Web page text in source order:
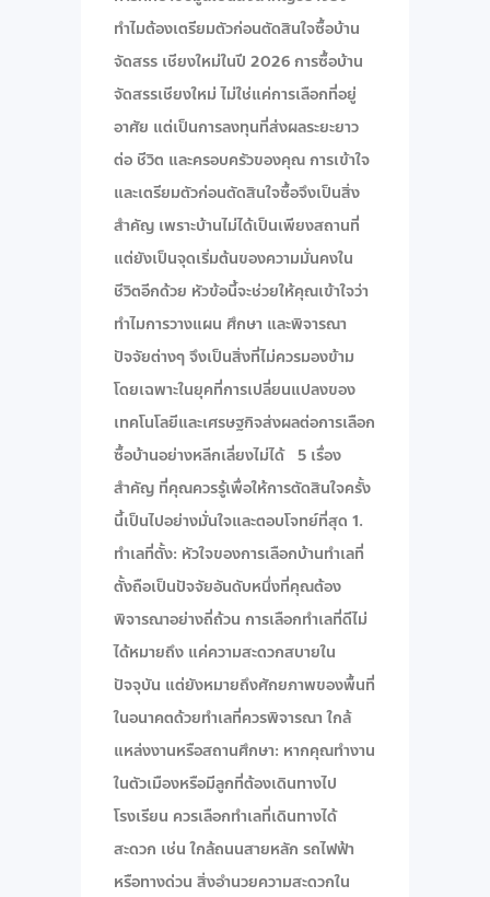
ทำไมต้องเตรียมตัวก่อนตัดสินใจซื้อบ้าน
จัดสรร เชียงใหม่ในปี 2026 การซื้อบ้าน
จัดสรรเชียงใหม่ ไม่ใช่แค่การเลือกที่อยู่
อาศัย แต่เป็นการลงทุนที่ส่งผลระยะยาว
ต่อ ชีวิต และครอบครัวของคุณ การเข้าใจ
และเตรียมตัวก่อนตัดสินใจซื้อจึงเป็นสิ่ง
สำคัญ เพราะบ้านไม่ได้เป็นเพียงสถานที่
แต่ยังเป็นจุดเริ่มต้นของความมั่นคงใน
ชีวิตอีกด้วย หัวข้อนี้จะช่วยให้คุณเข้าใจว่า
ทำไมการวางแผน ศึกษา และพิจารณา
ปัจจัยต่างๆ จึงเป็นสิ่งที่ไม่ควรมองข้าม
โดยเฉพาะในยุคที่การเปลี่ยนแปลงของ
เทคโนโลยีและเศรษฐกิจส่งผลต่อการเลือก
ซื้อบ้านอย่างหลีกเลี่ยงไม่ได้ 5 เรื่อง
สำคัญ ที่คุณควรรู้เพื่อให้การตัดสินใจครั้ง
นี้เป็นไปอย่างมั่นใจและตอบโจทย์ที่สุด 1.
ทำเลที่ตั้ง: หัวใจของการเลือกบ้านทำเลที่
ตั้งถือเป็นปัจจัยอันดับหนึ่งที่คุณต้อง
พิจารณาอย่างถี่ถ้วน การเลือกทำเลที่ดีไม่
ได้หมายถึง แค่ความสะดวกสบายใน
ปัจจุบัน แต่ยังหมายถึงศักยภาพของพื้นที่
ในอนาคตด้วยทำเลที่ควรพิจารณา ใกล้
แหล่งงานหรือสถานศึกษา: หากคุณทำงาน
ในตัวเมืองหรือมีลูกที่ต้องเดินทางไป
โรงเรียน ควรเลือกทำเลที่เดินทางได้
สะดวก เช่น ใกล้ถนนสายหลัก รถไฟฟ้า
หรือทางด่วน สิ่งอำนวยความสะดวกใน